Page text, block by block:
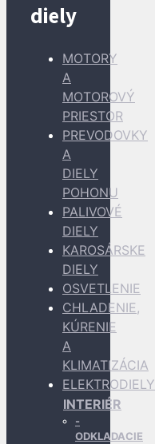
diely
MOTORY
A
MOTOROVÝ
PRIESTOR
PREVODOVKY
A
DIELY
POHONU
PALIVOVÉ
DIELY
KAROSÁRSKE
DIELY
OSVETLENIE
CHLADENIE,
KÚRENIE
A
KLIMATIZÁCIA
ELEKTRODIELY
INTERIÉR
ODKLADACIE